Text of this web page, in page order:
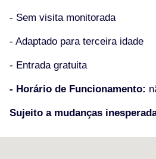
- Sem visita monitorada
- Adaptado para terceira idade
- Entrada gratuita
- Horário de Funcionamento:
Sujeito a mudanças